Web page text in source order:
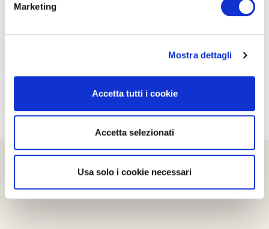
Marketing
Mostra dettagli
Accetta tutti i cookie
Accetta selezionati
Usa solo i cookie necessari